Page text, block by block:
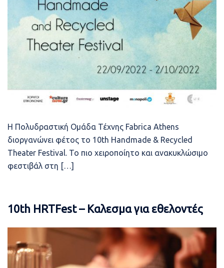
Η Πολυδραστική Ομάδα Τέχνης Fabrica Athens
διοργανώνει φέτος το 10th Handmade & Recycled
Theater Festival. Το πιο χειροποίητο και ανακυκλώσιμο
φεστιβάλ στη […]
10th HRTFest – Καλεσμα για εθελοντές